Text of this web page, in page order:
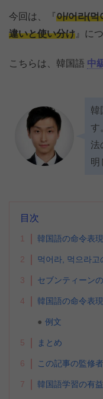
今回は、『 아/어라(먹
違いと使い分け 』に
こちらは、韓国語 中
韓
す
法
明
目次
1 韓国語の命令表現
2 먹어라, 먹으라고
3 セブンティーン
4 韓国語の命令表
例文
5 まとめ
6 この記事の監修者
7 韓国語学習の有